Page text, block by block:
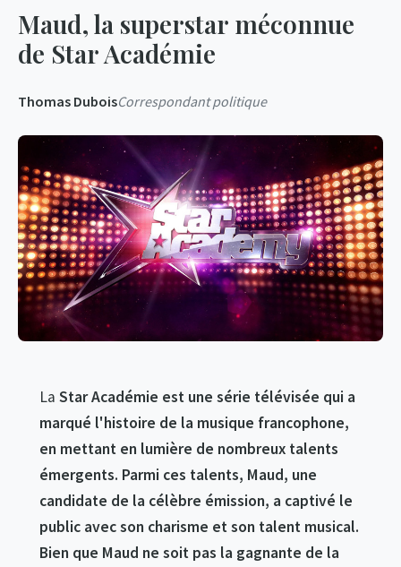
Maud, la superstar méconnue
de Star Académie
Thomas DuboisCorrespondant politique
La Star Académie est une série télévisée qui a
marqué l'histoire de la musique francophone,
en mettant en lumière de nombreux talents
émergents. Parmi ces talents, Maud, une
candidate de la célèbre émission, a captivé le
public avec son charisme et son talent musical.
Bien que Maud ne soit pas la gagnante de la